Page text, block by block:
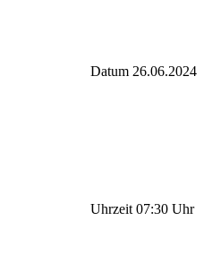
Datum 26.06.2024
Uhrzeit 07:30 Uhr